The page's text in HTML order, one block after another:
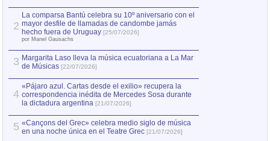
2
La comparsa Bantú celebra su 10º aniversario con el
mayor desfile de llamadas de candombe jamás
hecho fuera de Uruguay [25/07/2026]
por Manel Gausachs
3 Margarita Laso lleva la música ecuatoriana a La Mar
de Músicas [22/07/2026]
4
«Pájaro azul. Cartas desde el exilio» recupera la
correspondencia inédita de Mercedes Sosa durante
la dictadura argentina [21/07/2026]
5 «Cançons del Grec» celebra medio siglo de música
en una noche única en el Teatre Grec [21/07/2026]